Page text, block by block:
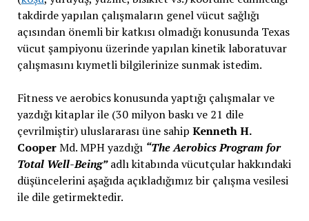
takdirde yapılan çalışmaların genel vücut sağlığı
açısından önemli bir katkısı olmadığı konusunda Texas
vücut şampiyonu üzerinde yapılan kinetik laboratuvar
çalışmasını kıymetli bilgilerinize sunmak istedim.
Fitness ve aerobics konusunda yaptığı çalışmalar ve
yazdığı kitaplar ile (30 milyon baskı ve 21 dile
çevrilmiştir) uluslararası üne sahip Kenneth H.
CooperMd. MPH yazdığı “The Aerobics Program for
Total Well-Being”adlı kitabında vücutçular hakkındaki
düşüncelerini aşağıda açıkladığımız bir çalışma vesilesi
ile dile getirmektedir.